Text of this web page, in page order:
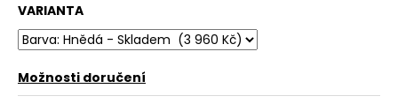
VARIANTA
Možnosti doručení
D
o
p